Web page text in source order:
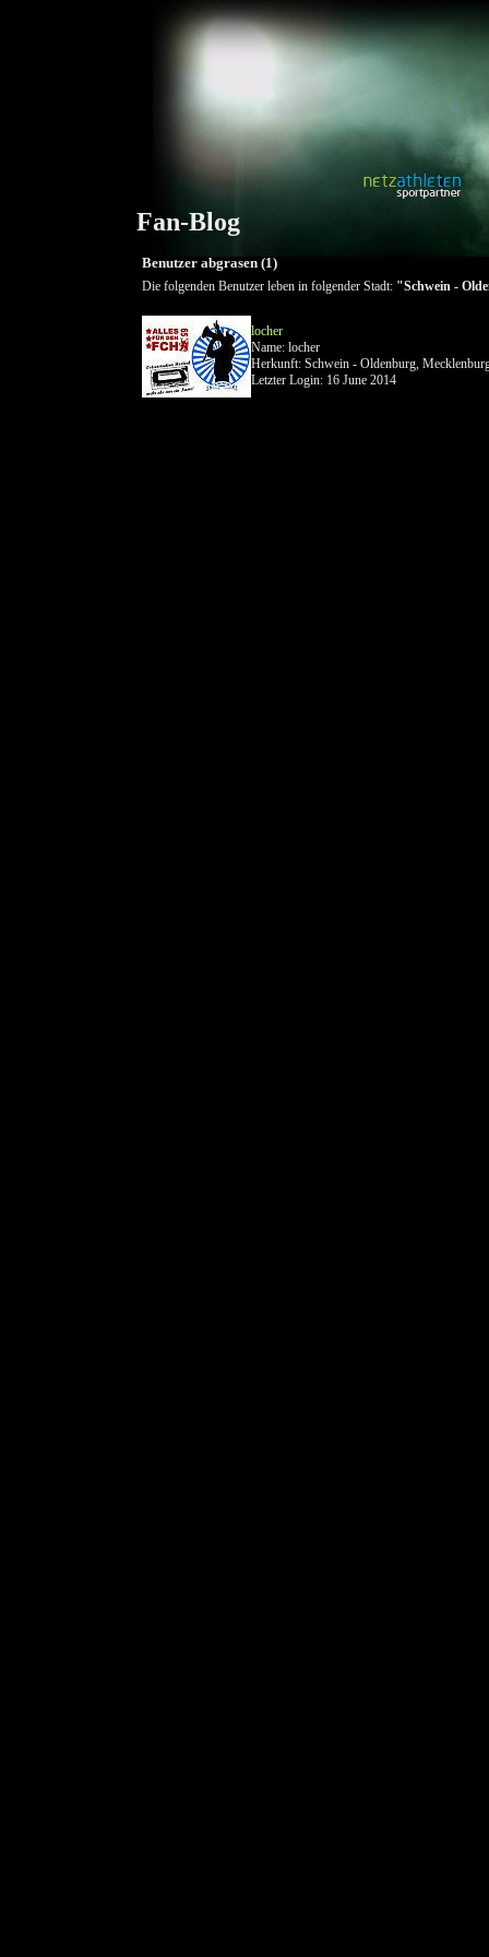
Fan-Blog
Benutzer abgrasen (1)
Die folgenden Benutzer leben in folgender Stadt: "Schwein -
locher
Name: locher
Herkunft: Schwein - Oldenburg,
Letzter Login: 16 June 2014